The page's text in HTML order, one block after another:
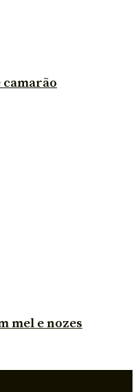
mel e nozes